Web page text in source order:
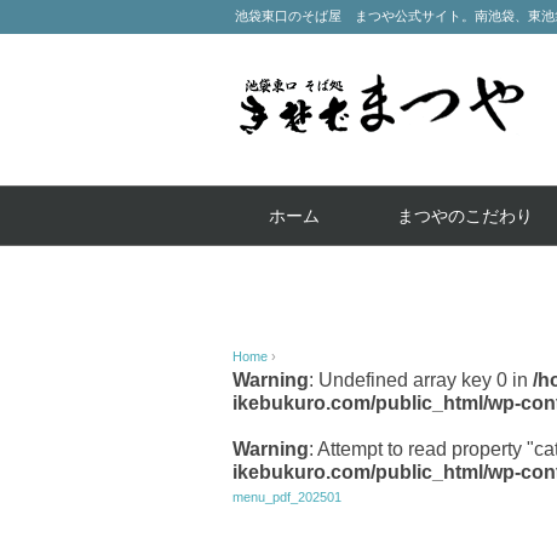
池袋東口のそば屋 まつや公式サイト。南池袋、東池
ホーム まつやのこだわり
Home ›
Warning: Undefined array key 0 in /
ikebukuro.com/public_html/wp-
Warning: Attempt to read property
ikebukuro.com/public_html/wp-
menu_pdf_202501